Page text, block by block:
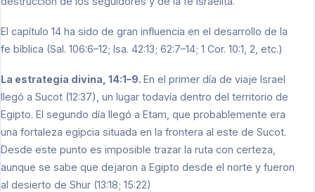
El capítulo 14 ha sido de gran influencia en el desarrollo de la
fe bíblica (Sal. 106:6–12; Isa. 42:13; 62:7–14; 1 Cor. 10:1, 2, etc.)
La estrategia divina, 14:1–9. En el primer día de viaje Israel
llegó a Sucot (12:37), un lugar todavía dentro del territorio de
Egipto. El segundo día llegó a Etam, que probablemente era
una fortaleza egipcia situada en la frontera al este de Sucot.
Desde este punto es imposible trazar la ruta con certeza,
aunque se sabe que dejaron a Egipto desde el norte y fueron
al desierto de Shur (13:18; 15:22)